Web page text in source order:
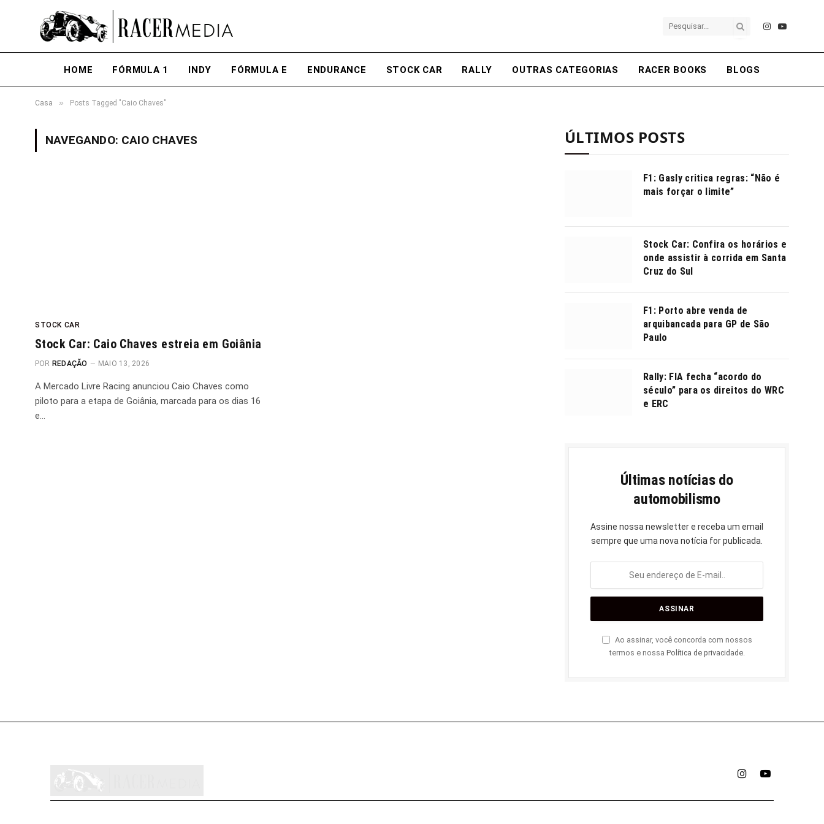
Instagram
YouTube
HOME FÓRMULA 1 INDY FÓRMULA E ENDURANCE STOCK CAR RALLY OUTRAS CATEGORIAS RACER BOOKS BLOGS
Casa » Posts Tagged "Caio Chaves"
NAVEGANDO: CAIO CHAVES
STOCK CAR
Stock Car: Caio Chaves estreia em Goiânia
POR REDAÇÃO MAIO 13, 2026
A Mercado Livre Racing anunciou Caio Chaves como
piloto para a etapa de Goiânia, marcada para os dias 16
e…
ÚLTIMOS POSTS
F1: Gasly critica regras: “Não é
mais forçar o limite”
Stock Car: Confira os horários e
onde assistir à corrida em Santa
Cruz do Sul
F1: Porto abre venda de
arquibancada para GP de São
Paulo
Rally: FIA fecha “acordo do
século” para os direitos do WRC
e ERC
Últimas notícias do
automobilismo
Assine nossa newsletter e receba um email
sempre que uma nova notícia for publicada.
Ao assinar, você concorda com nossos
termos e nossa Política de privacidade.
InstagramYouTube